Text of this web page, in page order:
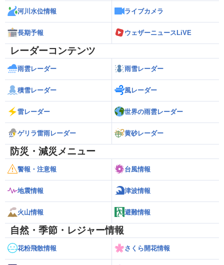
河川水位情報 ライブカメラ
長期予報 ウェザーニュースLiVE
レーダーコンテンツ
雨雲レーダー 雨雪レーダー
積雪レーダー 風レーダー
雷レーダー 世界の雨雲レーダー
ゲリラ雷雨レーダー 黄砂レーダー
防災・減災メニュー
警報・注意報 台風情報
地震情報 津波情報
火山情報 避難情報
自然・季節・レジャー情報
花粉飛散情報 さくら開花情報